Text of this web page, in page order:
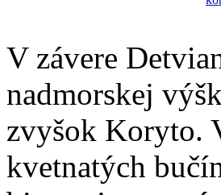
V závere
nadmorskej
zvyšok Koryto.
kvetnatých